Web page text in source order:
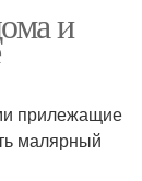
и
прилежащие
малярный